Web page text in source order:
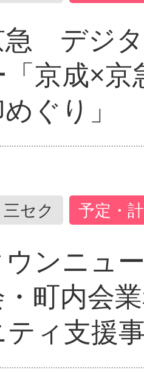
急 デジ
「京成×
ぐり」
セク 予定・
ンニュ
・町内会
ィ支援